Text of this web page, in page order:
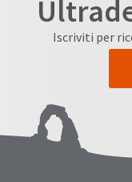
Iscriviti per